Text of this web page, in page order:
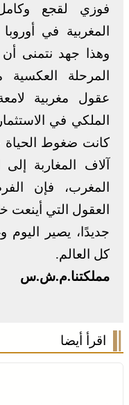
فوزي لقجع
المغربية في
وهذا جهد نتمنى
المرحلة العكسية
عقول مغربية
الملكي في
كانت ضغوط الحياة
آلاف المغاربة
المغرب، فإن
العقول التي أينعت
جديدًا، يصير اليوم
كل العالم.
مملكتنا.م.ش.س
اقرأ أيضا